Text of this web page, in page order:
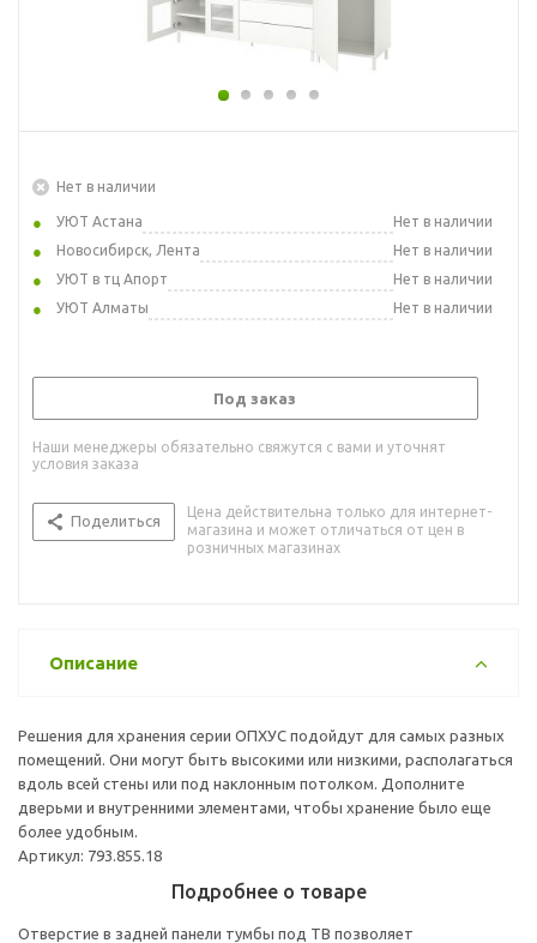
Нет в наличии
УЮТ Астана
Нет в наличии
Новосибирск, Лента
Нет в наличии
УЮТ в тц Апорт
Нет в наличии
УЮТ Алматы
Нет в наличии
Под заказ
Наши менеджеры обязательно свяжутся с вами и уточнят
условия заказа
Поделиться
Цена действительна только для интернет-
магазина и может отличаться от цен в
розничных магазинах
Описание
Решения для хранения серии ОПХУС подойдут для самых разных
помещений. Они могут быть высокими или низкими, располагаться
вдоль всей стены или под наклонным потолком. Дополните
дверьми и внутренними элементами, чтобы хранение было еще
более удобным.
Артикул: 793.855.18
Подробнее о товаре
Отверстие в задней панели тумбы под ТВ позволяет